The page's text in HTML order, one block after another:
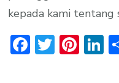
kepada kami tentang
Facebook